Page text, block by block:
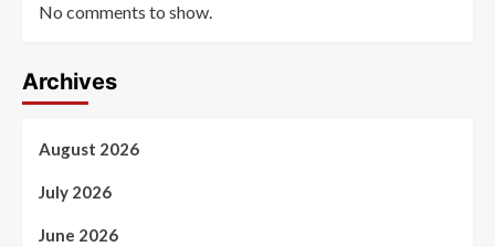
No comments to show.
Archives
August 2026
July 2026
June 2026